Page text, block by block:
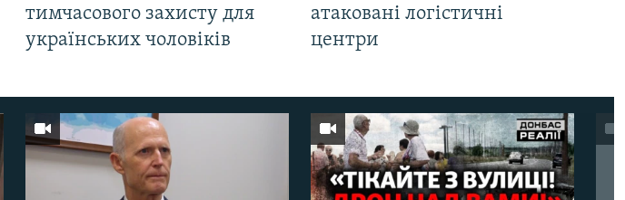
тимчасового захисту для
українських чоловіків
атаковані логістичні
центри